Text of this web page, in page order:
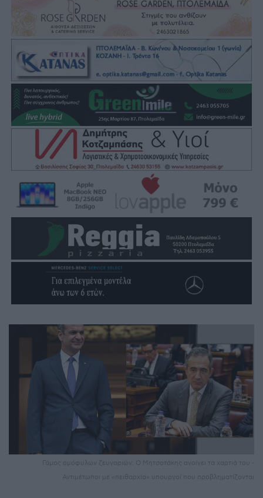
Γάμος ομόφυλων ζευγαριών: Ο Μητσοτάκης ανοίγει τα χαρτιά του -
Αντιμέτωποι με «πειθαρχία» υπουργοί που προβληματίζονται